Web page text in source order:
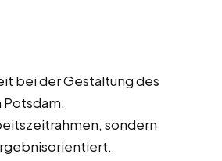
bei der Gestaltung des
Potsdam.
sondern